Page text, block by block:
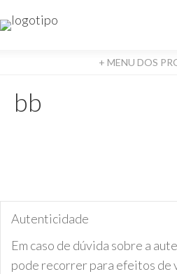
+ MENU DOS
bb
Autenticidade
Em caso de dúvida sobre a
pode recorrer para efeitos de